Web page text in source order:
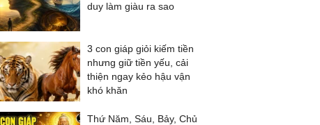
duy làm giàu ra sao
3 con giáp giỏi kiếm tiền
nhưng giữ tiền yếu, cải
thiện ngay kẻo hậu vận
khó khăn
Thứ Năm, Sáu, Bảy, Chủ